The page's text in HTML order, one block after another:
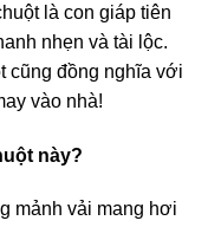
là con giáp tiên
nhẹn và tài lộc.
cũng đồng nghĩa với
vào nhà!
này?
mảnh vải mang hơi